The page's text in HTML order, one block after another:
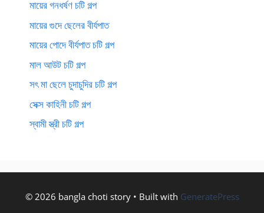
মায়ের গনধর্ষণ চটি গল্প
মায়ের গুদে ছেলের বীর্যপাত
মায়ের পোদে বীর্যপাত চটি গল্প
মাল আউট চটি গল্প
সৎ মা ছেলে চুদাচুদির চটি গল্প
সেক্স কাহিনী চটি গল্প
স্বামী স্ত্রী চটি গল্প
© 2026 bangla choti story• Built with GeneratePress